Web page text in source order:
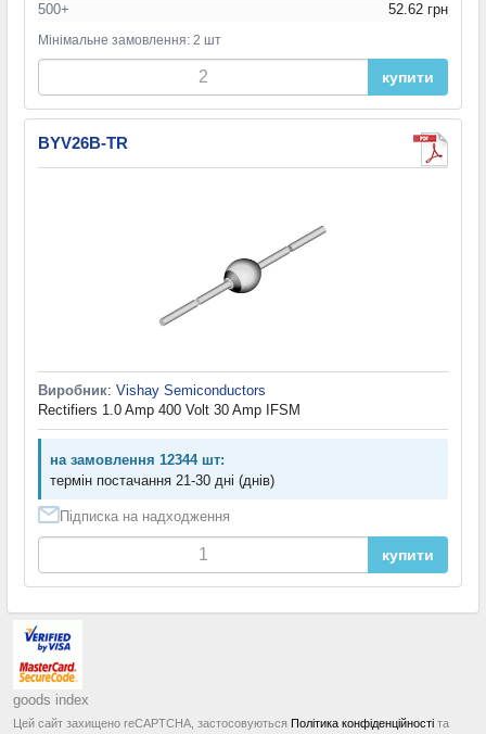
500+
52.62 грн
Мінімальне замовлення: 2 шт
купити
BYV26B-TR
Виробник: Vishay Semiconductors
Rectifiers 1.0 Amp 400 Volt 30 Amp IFSM
на замовлення 12344 шт:
термін постачання 21-30 дні (днів)
Підписка на надходження
купити
goods index
Цей сайт захищено reCAPTCHA, застосовуються Політика конфіденційності та